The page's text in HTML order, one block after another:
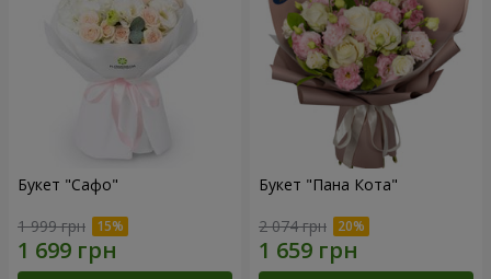
Букет "Сафо"
1 999 грн
Букет "Пана Кота"
2 074 грн